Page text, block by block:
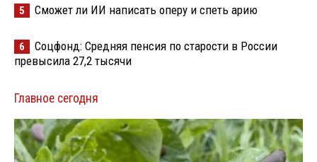
5 Сможет ли ИИ написать оперу и спеть арию
6
Соцфонд: Средняя пенсия по старости в России
превысила 27,2 тысячи
Главное сегодня